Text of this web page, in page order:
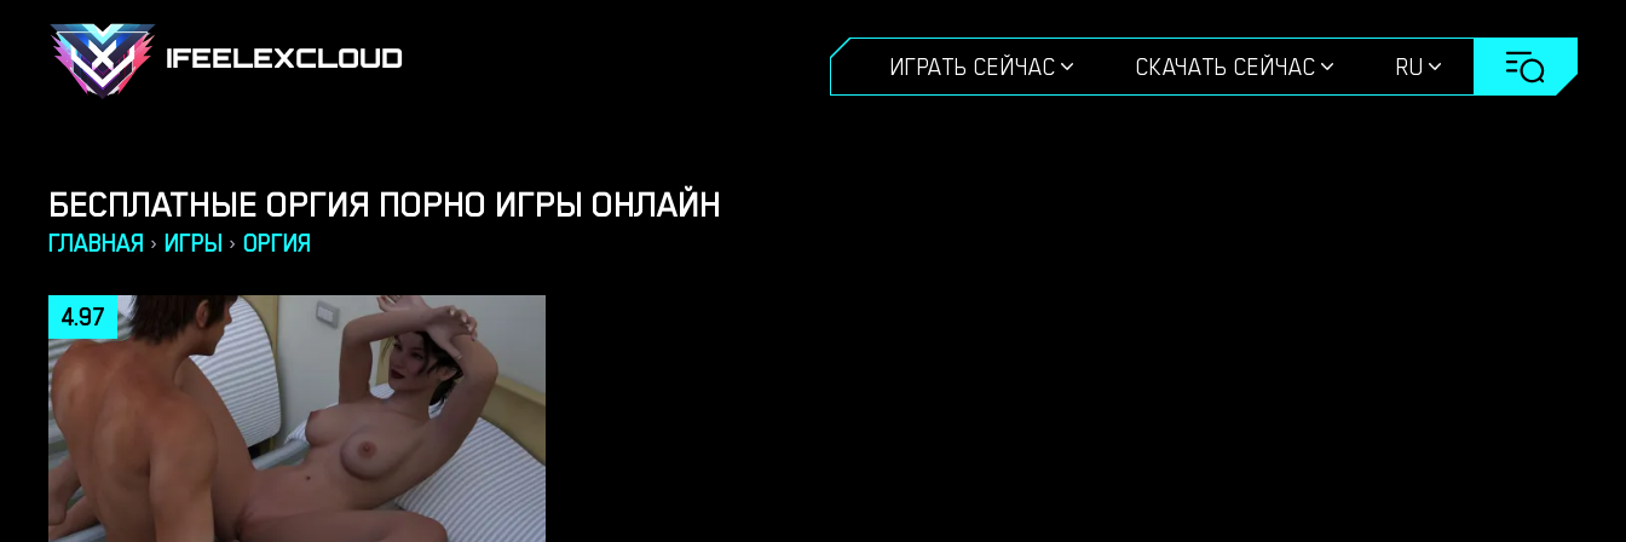
IFEELEXCLOUD ИГРАТЬ СЕЙЧАС СКАЧАТЬ СЕЙЧАС RU
БЕСПЛАТНЫЕ ОРГИЯ ПОРНО ИГРЫ ОНЛАЙН
ГЛАВНАЯ › ИГРЫ › ОРГИЯ
4.97